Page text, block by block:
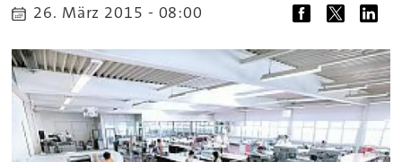
26. März 2015 - 08:00